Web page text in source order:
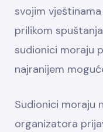
svojim
prilikom
sudionici moraju
najranijem
Sudionici moraju
organizatora